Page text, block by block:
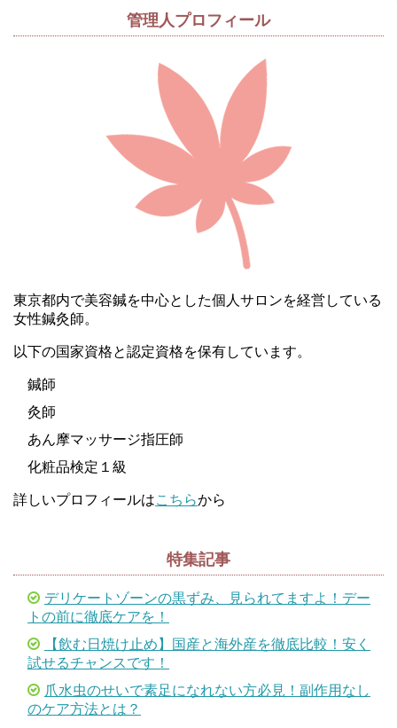
管理人プロフィール
東京都内で美容鍼を中心とした個人サロンを経営している
女性鍼灸師。
以下の国家資格と認定資格を保有しています。
鍼師
灸師
あん摩マッサージ指圧師
化粧品検定１級
詳しいプロフィールはこちらから
特集記事
デリケートゾーンの黒ずみ、見られてますよ！デー
トの前に徹底ケアを！
【飲む日焼け止め】国産と海外産を徹底比較！安く
試せるチャンスです！
爪水虫のせいで素足になれない方必見！副作用なし
のケア方法とは？